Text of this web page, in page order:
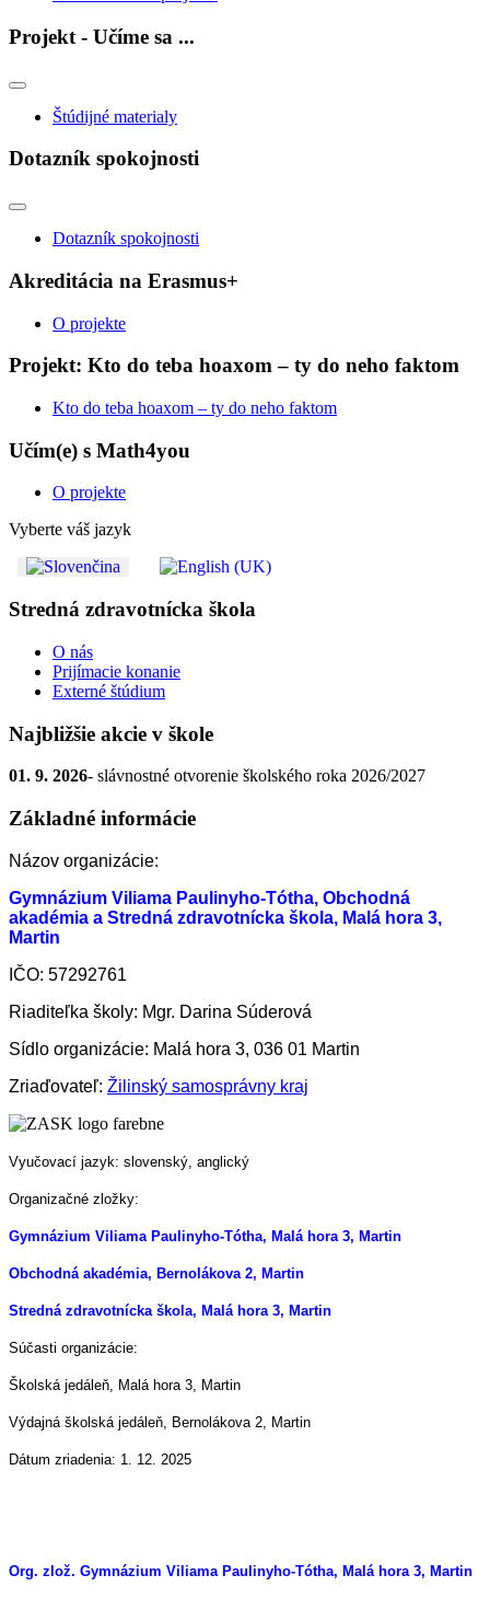
Projekt - Učíme sa ...
Štúdijné materialy
Dotazník spokojnosti
Dotazník spokojnosti
Akreditácia na Erasmus+
O projekte
Projekt: Kto do teba hoaxom – ty do neho faktom
Kto do teba hoaxom – ty do neho faktom
Učím(e) s Math4you
O projekte
Vyberte váš jazyk
Stredná zdravotnícka škola
O nás
Prijímacie konanie
Externé štúdium
Najbližšie akcie v škole
01. 9. 2026- slávnostné otvorenie školského roka 2026/2027
Základné informácie
Názov organizácie:
Gymnázium Viliama Paulinyho-Tótha, Obchodná
akadémia a Stredná zdravotnícka škola, Malá hora 3,
Martin
IČO: 57292761
Riaditeľka školy: Mgr. Darina Súderová
Sídlo organizácie: Malá hora 3, 036 01 Martin
Zriaďovateľ: Žilinský samosprávny kraj
Vyučovací jazyk: slovenský, anglický
Organizačné zložky:
Gymnázium Viliama Paulinyho-Tótha, Malá hora 3, Martin
Obchodná akadémia, Bernolákova 2, Martin
Stredná zdravotnícka škola, Malá hora 3, Martin
Súčasti organizácie:
Školská jedáleň, Malá hora 3, Martin
Výdajná školská jedáleň, Bernolákova 2, Martin
Dátum zriadenia: 1. 12. 2025
Org. zlož. Gymnázium Viliama Paulinyho-Tótha, Malá hora 3, Martin